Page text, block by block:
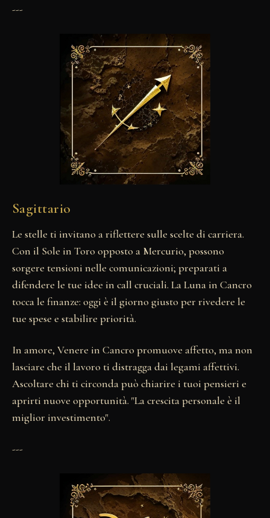
---
Sagittario
Le stelle ti invitano a riflettere sulle scelte di carriera.
Con il Sole in Toro opposto a Mercurio, possono
sorgere tensioni nelle comunicazioni; preparati a
difendere le tue idee in call cruciali. La Luna in Cancro
tocca le finanze: oggi è il giorno giusto per rivedere le
tue spese e stabilire priorità.
In amore, Venere in Cancro promuove affetto, ma non
lasciare che il lavoro ti distragga dai legami affettivi.
Ascoltare chi ti circonda può chiarire i tuoi pensieri e
aprirti nuove opportunità. "La crescita personale è il
miglior investimento".
---